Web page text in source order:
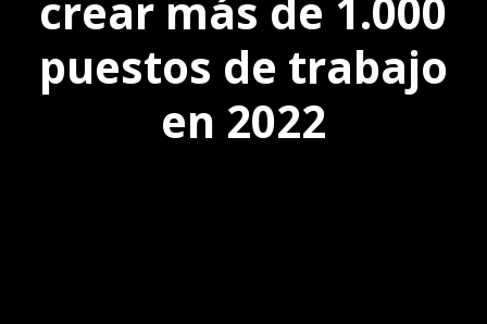
puestos de trabajo
en 2022